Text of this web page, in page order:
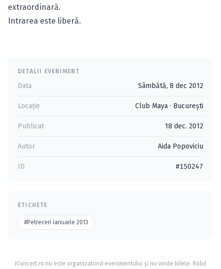
extraordinară.
Intrarea este liberă.
DETALII EVENIMENT
Data Sâmbătă, 8 dec 2012
Locație Club Maya · Bucureşti
Publicat 18 dec. 2012
Autor Aida Popoviciu
ID #150247
ETICHETE
#Petreceri ianuarie 2013
iConcert.ro nu este organizatorul evenimentului și nu vinde bilete. Rolul